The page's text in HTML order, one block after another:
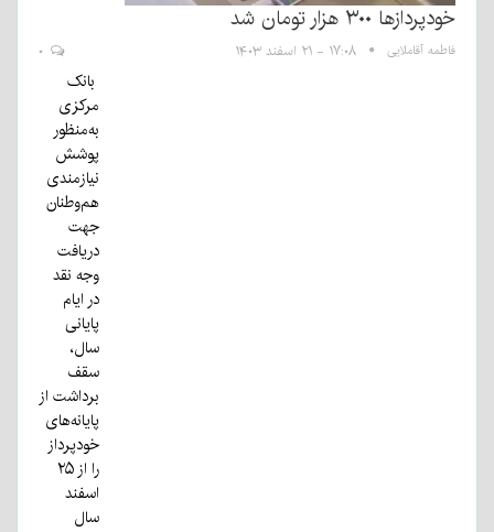
خودپردازها ۳۰۰ هزار تومان شد
فاطمه آقاملایی ۱۷:۰۸ - ۲۱ اسفند ۱۴۰۳
بانک
مرکزی
به‌منظور
پوشش
نیازمندی
هم‌وطنان
جهت
دریافت
وجه نقد
در ایام
پایانی
سال،
سقف
برداشت از
پایانه‌های
خودپرداز
را از ۲۵
اسفند
سال